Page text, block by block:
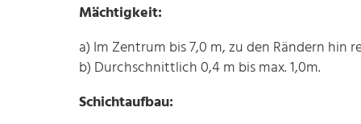
Mächtigkeit:
a) Im Zentrum bis 7,0 m, zu den Rändern hin
b) Durchschnittlich 0,4 m bis max. 1,0m.
Schichtaufbau: